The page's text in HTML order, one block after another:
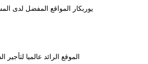
يوربكار المواقع المفضل لدى
الموقع الرائد عالميا لتأجير